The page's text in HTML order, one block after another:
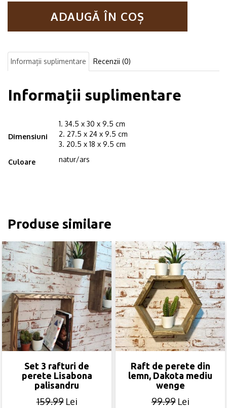
rafturi
Capetown,
34.5x30x9.5
cm
ADAUGĂ ÎN COȘ
Informații suplimentare Recenzii (0)
Informații suplimentare
Dimensiuni
1. 34.5 x 30 x 9.5 cm
2. 27.5 x 24 x 9.5 cm
3. 20.5 x 18 x 9.5 cm
Culoare natur/ars
Produse similare
Set 3 rafturi de
perete Lisabona
palisandru
159.99 Lei
Raft de perete din
lemn, Dakota mediu
wenge
99.99 Lei